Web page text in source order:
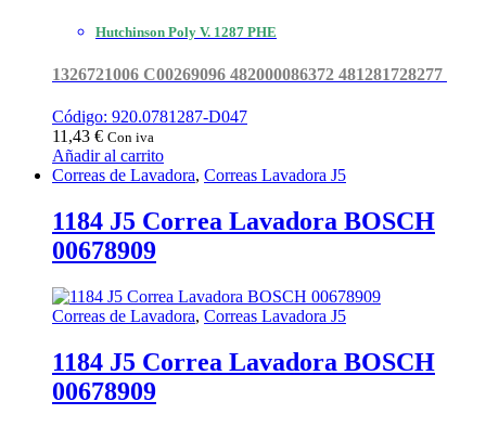
Hutchinson Poly V. 1287 PHE
1326721006 C00269096 482000086372 481281728277
Código: 920.0781287-D047
11,43 € Con iva
Añadir al carrito
Correas de Lavadora, Correas Lavadora J5
1184 J5 Correa Lavadora BOSCH
00678909
Correas de Lavadora, Correas Lavadora J5
1184 J5 Correa Lavadora BOSCH
00678909